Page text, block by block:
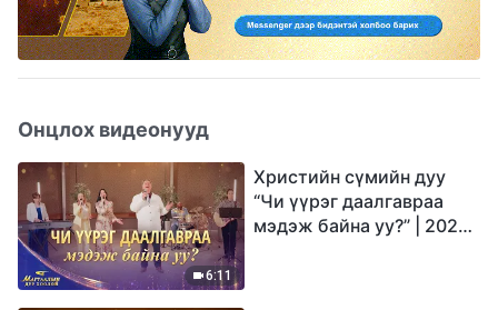
Онцлох видеонууд
6:11
Христийн сүмийн дуу
“Чи үүрэг даалгавраа
мэдэж байна уу?” | 2026